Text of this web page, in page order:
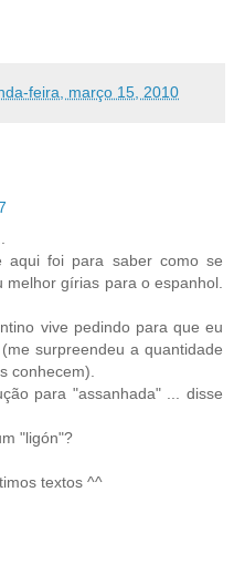
feira, março 15, 2010
aqui foi para saber como se
melhor gírias para o espanhol.
vive pedindo para que eu
surpreendeu a quantidade
conhecem).
para "assanhada" ... disse
"ligón"?
textos ^^